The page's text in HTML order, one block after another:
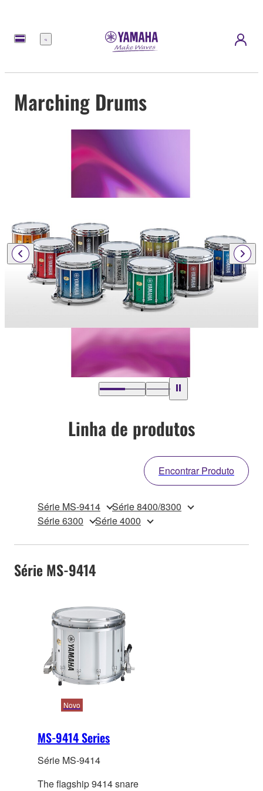
Menu
Marching Drums
Linha de produtos
Encontrar Produto
Série MS-9414
Série 8400/8300
Série 6300
Série 4000
Série MS-9414
MS-9414 Series
Novo
Série MS-9414
The flagship 9414 snare